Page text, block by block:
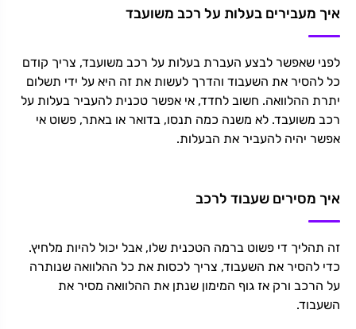
איך מעבירים בעלות על רכב משועבד
לפני שאפשר לבצע העברת בעלות על רכב משועבד, צריך קודם
כל להסיר את השעבוד והדרך לעשות את זה היא על ידי תשלום
יתרת ההלוואה. חשוב לחדד, אי אפשר טכנית להעביר בעלות על
רכב משועבד. לא משנה כמה תנסו, בדואר או באתר, פשוט אי
אפשר יהיה להעביר את הבעלות.
איך מסירים שעבוד לרכב
זה תהליך די פשוט ברמה הטכנית שלו, אבל יכול להיות מלחיץ.
כדי להסיר את השעבוד, צריך לכסות את כל ההלוואה שנותרה
על הרכב ורק אז גוף המימון שנתן את ההלוואה מסיר את
השעבוד.